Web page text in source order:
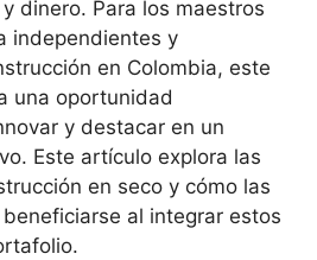
dinero. Para los maestros
independientes y
en Colombia, este
una oportunidad
y destacar en un
Este artículo explora las
en seco y cómo las
al integrar estos